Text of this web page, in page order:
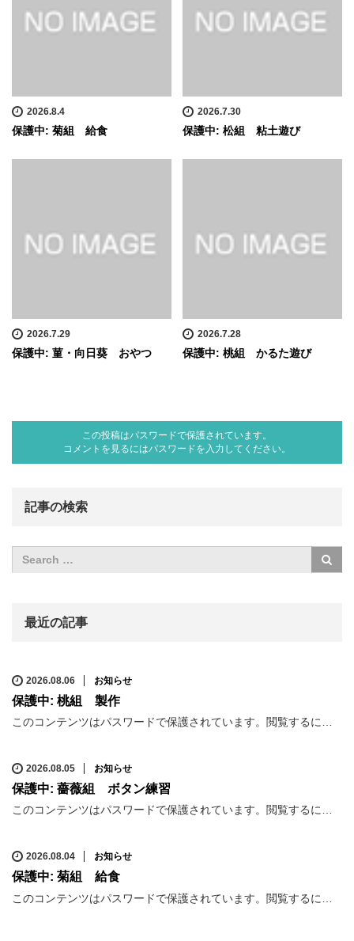
2026.8.4
保護中: 菊組 給食
2026.7.30
保護中: 松組 粘土遊び
2026.7.29
保護中: 菫・向日葵 おやつ
2026.7.28
保護中: 桃組 かるた遊び
この投稿はパスワードで保護されています。
コメントを見るにはパスワードを入力してください。
記事の検索
最近の記事
2026.08.06 お知らせ
保護中: 桃組 製作
このコンテンツはパスワードで保護されています。閲覧するに…
2026.08.05 お知らせ
保護中: 薔薇組 ボタン練習
このコンテンツはパスワードで保護されています。閲覧するに…
2026.08.04 お知らせ
保護中: 菊組 給食
このコンテンツはパスワードで保護されています。閲覧するに…